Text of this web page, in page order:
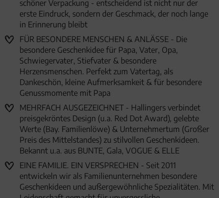
schöner Verpackung - entscheidend ist nicht nur der
erste Eindruck, sondern der Geschmack, der noch lange
in Erinnerung bleibt
FÜR BESONDERE MENSCHEN & ANLÄSSE - Die
besondere Geschenkidee für Papa, Vater, Opa,
Schwiegervater, Stiefvater & besondere
Herzensmenschen. Perfekt zum Vatertag, als
Dankeschön, kleine Aufmerksamkeit & für besondere
Genussmomente mit Papa
MEHRFACH AUSGEZEICHNET - Hallingers verbindet
preisgekröntes Design (u.a. Red Dot Award), gelebte
Werte (Bay. Familienlöwe) & Unternehmertum (Großer
Preis des Mittelstandes) zu stilvollen Geschenkideen.
Bekannt u.a. aus BUNTE, Gala, VOGUE & ELLE
EINE FAMILIE. EIN VERSPRECHEN - Seit 2011
entwickeln wir als Familienunternehmen besondere
Geschenkideen und außergewöhnliche Spezialitäten. Mit